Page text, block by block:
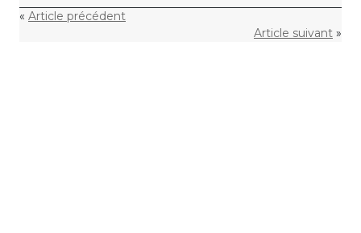
« Article précédent
Article suivant »